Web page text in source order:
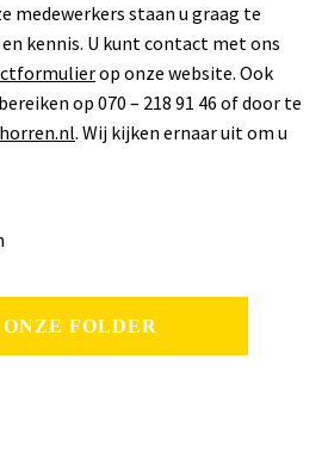
medewerkers staan u graag te
kennis. U kunt contact met ons
op onze website. Ook
op 070 – 218 91 46 of door te
. Wij kijken ernaar uit om u
FOLDER